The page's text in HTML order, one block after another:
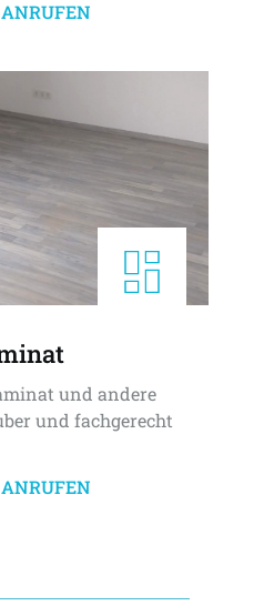
und andere
und fachgerecht